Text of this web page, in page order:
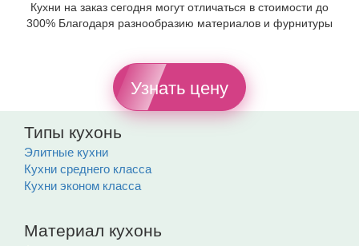
Кухни на заказ сегодня могут отличаться в стоимости до
300% Благодаря разнообразию материалов и фурнитуры
Узнать цену
Типы кухонь
Элитные кухни
Кухни среднего класса
Кухни эконом класса
Материал кухонь